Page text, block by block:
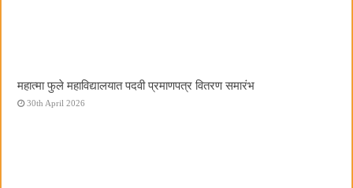
महात्मा फुले महाविद्यालयात पदवी प्रमाणपत्र वितरण समारंभ
30th April 2026